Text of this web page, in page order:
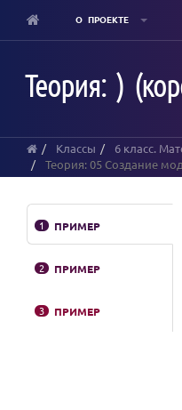
content
О ПРОЕКТЕ
Теория: )
Классы 6 класс.
Теория: 05 Создание
1 ПРИМЕР
2 ПРИМЕР
3 ПРИМЕР